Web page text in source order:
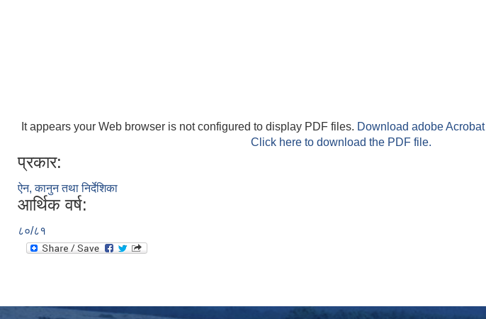
It appears your Web browser is not configured to display PDF files. Download adobe Acrobat
Click here to download the PDF file.
प्रकार:
ऐन, कानुन तथा निर्देशिका
आर्थिक वर्ष:
८०/८१